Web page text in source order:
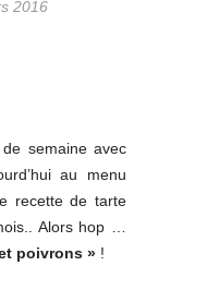
2016
semaine avec
au menu
recette de tarte
Alors hop …
poivrons » !